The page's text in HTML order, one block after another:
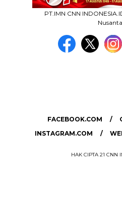
PT.IMN CNN
FACEBOOK.COM
INSTAGRAM.COM
HAK CIPTA 21 CNN